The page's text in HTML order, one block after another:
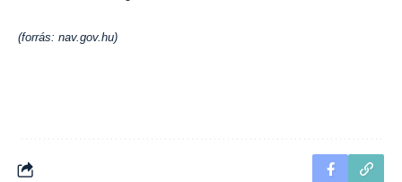
(forrás: nav.gov.hu)